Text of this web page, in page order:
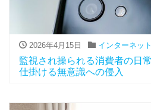
2026年4月15日 インターネット
監視され操られる消費者の日
仕掛ける無意識への侵入